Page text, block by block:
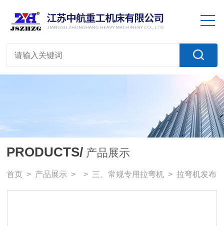
PRODUCTS/ 产品展示
首页 > 产品展示 > > 三、常规专用拉弯机 > 拉弯机发布